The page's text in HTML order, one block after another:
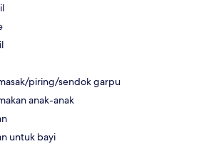
piring/sendok garpu
anak-anak
untuk bayi